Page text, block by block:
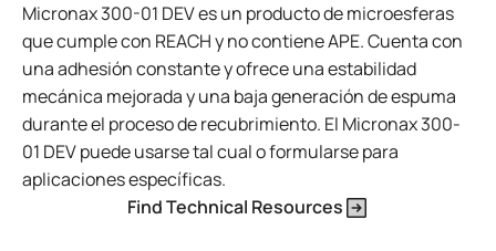
Micronax 300-01 DEV es un producto de microesferas
que cumple con REACH y no contiene APE. Cuenta con
una adhesión constante y ofrece una estabilidad
mecánica mejorada y una baja generación de espuma
durante el proceso de recubrimiento. El Micronax 300-
01 DEV puede usarse tal cual o formularse para
aplicaciones específicas.
Find Technical Resources